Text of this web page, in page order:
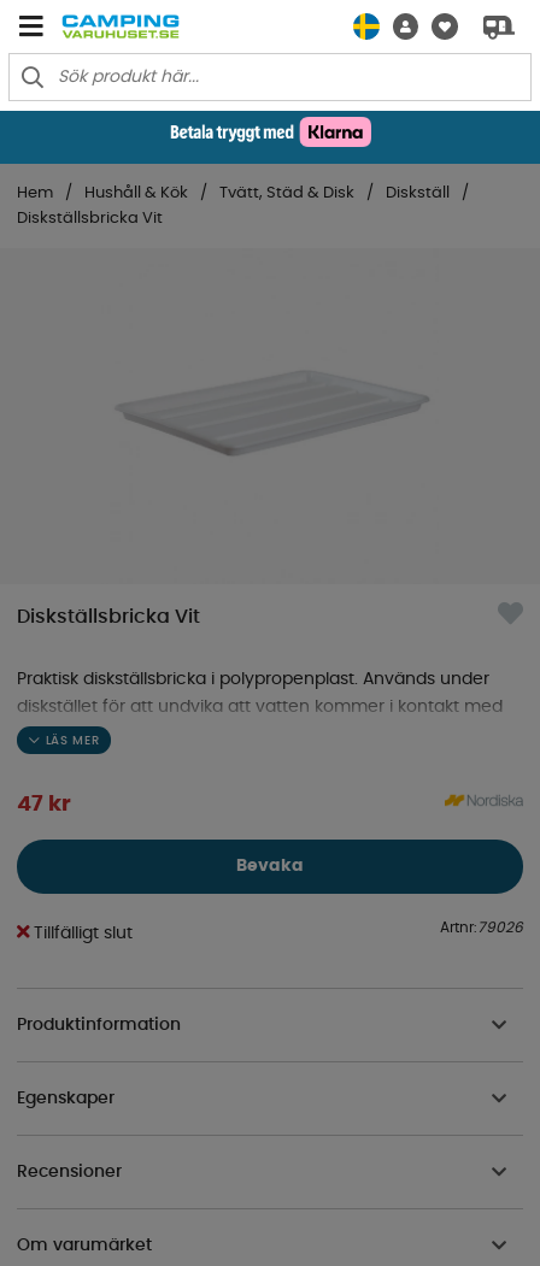
Hem Hushåll & Kök Tvätt, Städ & Disk
Diskställ
Diskställsbricka Vit
Diskställsbricka Vit
Praktisk diskställsbricka i polypropenplast. Används under
diskstället för att undvika att vatten kommer i kontakt med
köksbänken.
47 kr
Bevaka
Tillfälligt slut Artnr: 79026
Produktinformation
Egenskaper
Recensioner
Om varumärket